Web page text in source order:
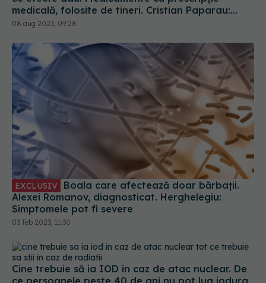
medicală, folosite de tineri. Cristian Paparau:
Creează o distorsiune a percepției
08 aug 2023, 09:28
EXCLUSIV
Alexei Romanov, diagnosticat. Herghelegiu:
Simptomele pot fi severe
03 feb 2023, 11:30
Cine trebuie să ia IOD în caz de atac nuclear. De
ce persoanele peste 40 de ani nu pot lua iodura